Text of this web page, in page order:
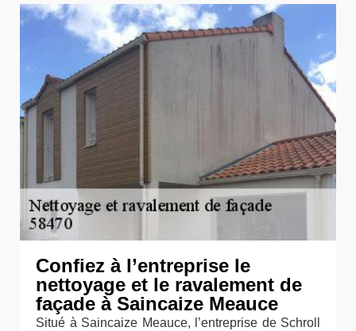
Confiez à l’entreprise le
nettoyage et le ravalement de
façade à Saincaize Meauce
Situé à Saincaize Meauce, l’entreprise de Schroll